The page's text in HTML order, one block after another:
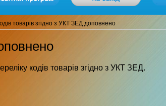
товарів згідно з УКТ ЗЕД доповнено
кодів товарів згідно з УКТ ЗЕД.